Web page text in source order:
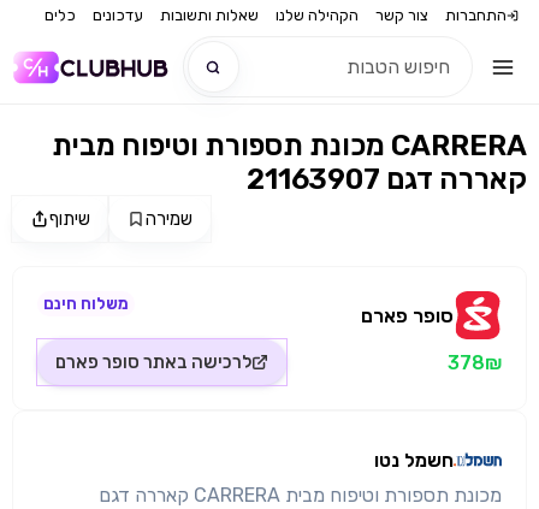
התחברות צור קשר הקהילה שלנו שאלות ותשובות עדכונים כלים
שיתוף שמירה
מכונת תספורת וטיפוח מבית CARRERA
קאררה דגם 21163907
סופר פארם משלוח חינם
378₪ לרכישה באתר סופר פארם
חשמל נטו
מכונת תספורת וטיפוח מבית CARRERA קאררה דגם